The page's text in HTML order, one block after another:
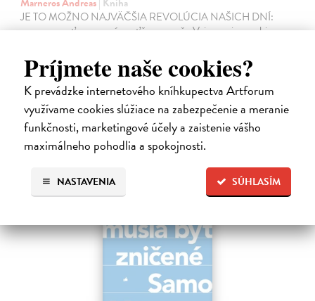
Príjmete naše cookies?
K prevádzke internetového kníhkupectva Artforum
využívame cookies slúžiace na zabezpečenie a meranie
funkčnosti, marketingové účely a zaistenie vášho
maximálneho pohodlia a spokojnosti.
SÚHLASÍM
NASTAVENIA
JE TO MOŽNO NAJVÄČŠIA REVOLÚCIA NAŠICH DNÍ:
rovnocennosť a rovnoprávnosť ženy a muža. Vojna a mier medzi
spolužitím.
Zasielame do 14 dní
22,05 €
24,50 € ?
na sklade